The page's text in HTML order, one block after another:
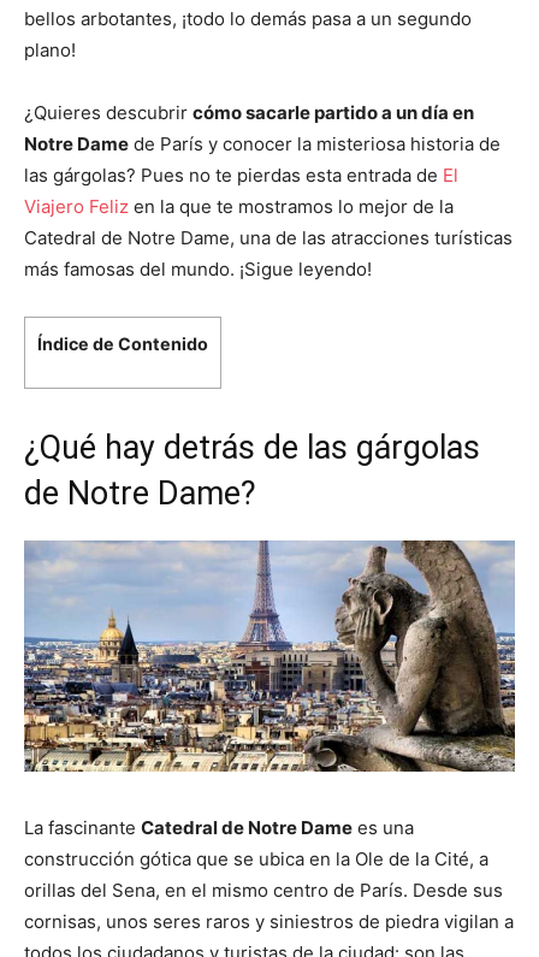
bellos arbotantes, ¡todo lo demás pasa a un segundo
plano!
¿Quieres descubrir cómo sacarle partido a un día en
Notre Dame de París y conocer la misteriosa historia de
las gárgolas? Pues no te pierdas esta entrada de El
Viajero Feliz en la que te mostramos lo mejor de la
Catedral de Notre Dame, una de las atracciones turísticas
más famosas del mundo. ¡Sigue leyendo!
Índice de Contenido
¿Qué hay detrás de las gárgolas
de Notre Dame?
La fascinante Catedral de Notre Dame es una
construcción gótica que se ubica en la Ole de la Cité, a
orillas del Sena, en el mismo centro de París. Desde sus
cornisas, unos seres raros y siniestros de piedra vigilan a